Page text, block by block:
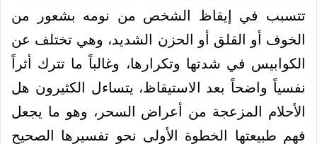
تتسبب في إيقاظ الشخص من نومه بشعور من
الخوف أو القلق أو الحزن الشديد، وهي تختلف عن
الكوابيس في شدتها وتكرارها، وغالباً ما تترك أثراً
نفسياً واضحاً بعد الاستيقاظ، يتساءل الكثيرون هل
الأحلام المزعجة من أعراض السحر، وهو ما يجعل
فهم طبيعتها الخطوة الأولى نحو تفسيرها الصحيح